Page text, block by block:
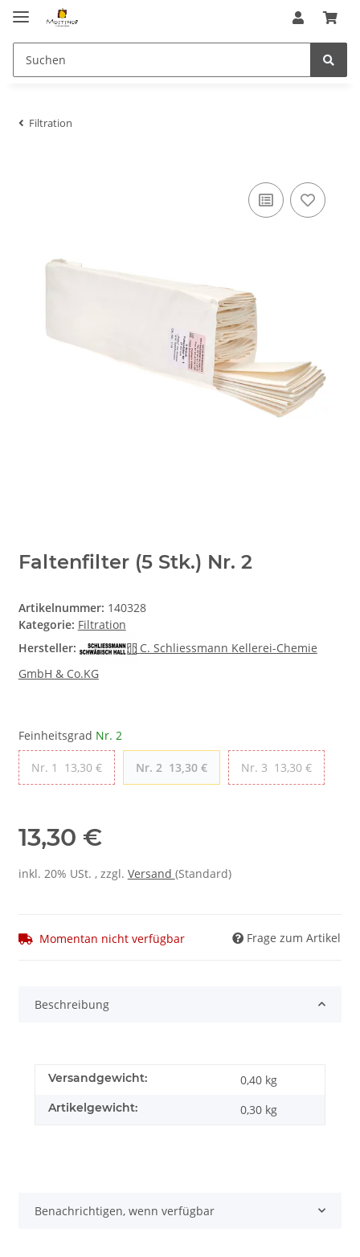
Filtration
Faltenfilter (5 Stk.) Nr. 2
Artikelnummer: 140328
Kategorie: Filtration
Hersteller:
C. Schliessmann Kellerei-Chemie
GmbH & Co.KG
Feinheitsgrad Nr. 2
Nr. 1 13,30 € Nr. 2 13,30 € Nr. 3 13,30 €
13,30 €
inkl. 20% USt. , zzgl. Versand (Standard)
Momentan nicht verfügbar Frage zum Artikel
Beschreibung
Versandgewicht: 0,40 kg
Artikelgewicht: 0,30 kg
Benachrichtigen, wenn verfügbar